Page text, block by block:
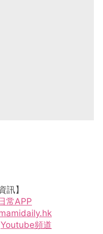
訊】
常APP
Youtube頻道